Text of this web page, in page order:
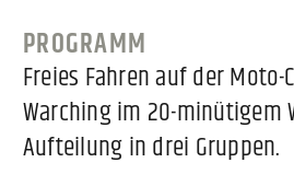
PROGRAMM
Freies Fahren auf der Moto-
Warching im 20-minütigem
Aufteilung in drei Gruppen.